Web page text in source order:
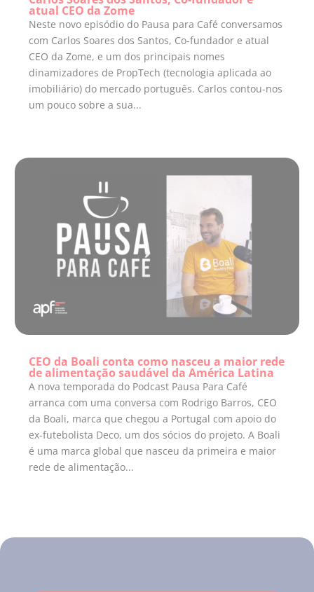
atual CEO da Zome
Neste novo episódio do Pausa para Café conversamos
com Carlos Soares dos Santos, Co-fundador e atual
CEO da Zome, e um dos principais nomes
dinamizadores de PropTech (tecnologia aplicada ao
imobiliário) do mercado português. Carlos contou-nos
um pouco sobre a sua...
CEO da Boali conta como nasceu a maior rede
de alimentação saudável da América Latina
A nova temporada do Podcast Pausa Para Café
arranca com uma conversa com Rodrigo Barros, CEO
da Boali, marca que chegou a Portugal com apoio do
ex-futebolista Deco, um dos sócios do projeto. A Boali
é uma marca global que nasceu da primeira e maior
rede de alimentação...